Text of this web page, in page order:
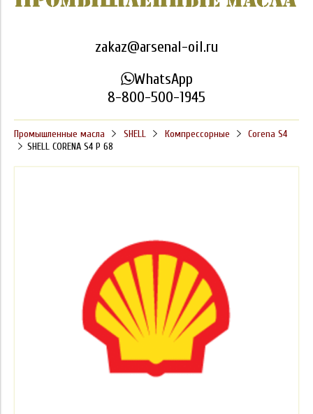
zakaz@arsenal-oil.ru
WhatsApp
8-800-500-1945
Промышленные масла SHELL Компрессорные
Corena S4
SHELL CORENA S4 P 68